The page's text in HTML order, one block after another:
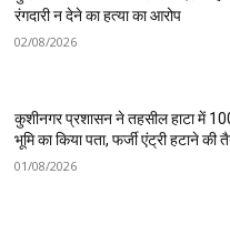
रंगदारी न देने का हत्या का आरोप
02/08/2026
कुशीनगर प्रशासन ने तहसील हाटा में
भूमि का किया पता, फर्जी एंट्री हटाने की
01/08/2026